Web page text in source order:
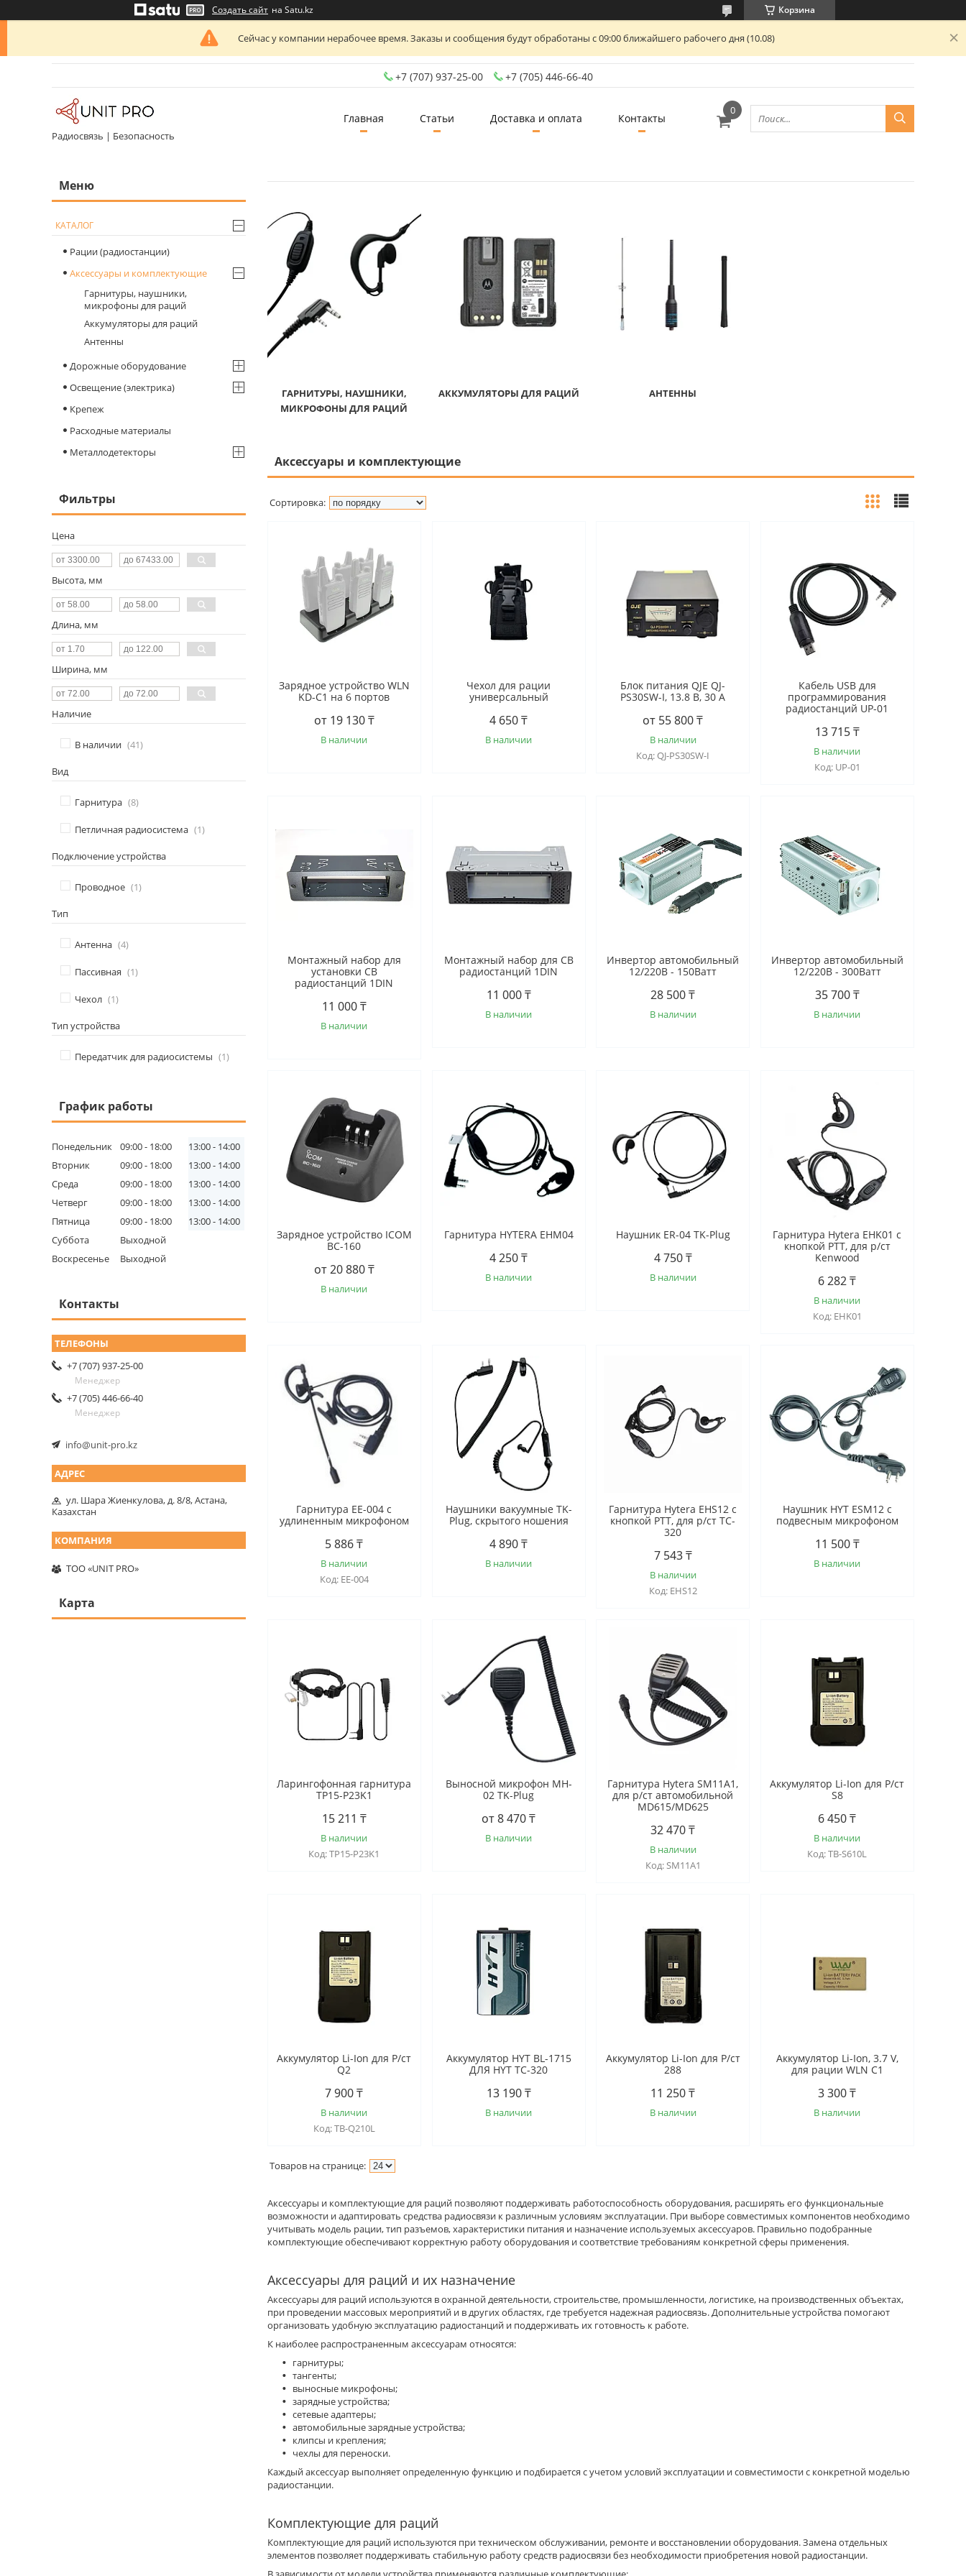
Создать сайт на Satu.kz Корзина
Сейчас у компании нерабочее время. Заказы и сообщения будут обработаны с 09:00 ближайшего рабочего дня (10.08)
+7 (707) 937-25-00 +7 (705) 446-66-40
Радиосвязь | Безопасность
Главная Статьи Доставка и оплата Контакты
ГАРНИТУРЫ, НАУШНИКИ,
МИКРОФОНЫ ДЛЯ РАЦИЙ
АККУМУЛЯТОРЫ ДЛЯ РАЦИЙ АНТЕННЫ
Аксессуары и комплектующие
Зарядное устройство WLN
KD-C1 на 6 портов
от 19 130 ₸
В наличии
Чехол для рации
универсальный
4 650 ₸
В наличии
Блок питания QJE QJ-
PS30SW-I, 13.8 В, 30 А
от 55 800 ₸
В наличии
QJ-PS30SW-I
Кабель USB для
программирования
радиостанций UP-01
13 715 ₸
В наличии
UP-01
Монтажный набор для
установки СВ
радиостанций 1DIN
11 000 ₸
В наличии
Монтажный набор для СВ
радиостанций 1DIN
11 000 ₸
В наличии
Инвертор автомобильный
12/220В - 150Ватт
28 500 ₸
В наличии
Инвертор автомобильный
12/220В - 300Ватт
35 700 ₸
В наличии
Зарядное устройство ICOM
BC-160
от 20 880 ₸
В наличии
Гарнитура HYTERA EHM04
4 250 ₸
В наличии
Наушник ER-04 TK-Plug
4 750 ₸
В наличии
Гарнитура Hytera EHK01 с
кнопкой РТТ, для р/ст
Kenwood
6 282 ₸
В наличии
EHK01
Гарнитура EE-004 с
удлиненным микрофоном
5 886 ₸
В наличии
EE-004
Наушники вакуумные TK-
Plug, скрытого ношения
4 890 ₸
В наличии
Гарнитура Hytera EHS12 с
кнопкой РТТ, для р/ст TC-
320
7 543 ₸
В наличии
EHS12
Наушник HYT ESM12 c
подвесным микрофоном
11 500 ₸
В наличии
Ларингофонная гарнитура
TP15-P23K1
15 211 ₸
В наличии
TP15-P23K1
Выносной микрофон MH-
02 TK-Plug
от 8 470 ₸
В наличии
Гарнитура Hytera SM11A1,
для р/ст автомобильной
MD615/MD625
32 470 ₸
В наличии
SM11A1
Аккумулятор Li-Ion для Р/ст
S8
6 450 ₸
В наличии
TB-S610L
Аккумулятор Li-Ion для Р/ст
Q2
7 900 ₸
В наличии
TB-Q210L
Аккумулятор HYT BL-1715
ДЛЯ HYT TC-320
13 190 ₸
В наличии
Аккумулятор Li-Ion для Р/ст
288
11 250 ₸
В наличии
Аккумулятор Li-Ion, 3.7 V,
для рации WLN С1
3 300 ₸
В наличии
Аксессуары и комплектующие для раций позволяют поддерживать работоспособность оборудования, расширять его функциональные
возможности и адаптировать средства радиосвязи к различным условиям эксплуатации. При выборе совместимых компонентов необходимо
учитывать модель рации, тип разъемов, характеристики питания и назначение используемых аксессуаров. Правильно подобранные
комплектующие обеспечивают корректную работу оборудования и соответствие требованиям конкретной сферы применения.
Аксессуары для раций и их назначение
Аксессуары для раций используются в охранной деятельности, строительстве, промышленности, логистике, на производственных объектах,
при проведении массовых мероприятий и в других областях, где требуется надежная радиосвязь. Дополнительные устройства помогают
организовать удобную эксплуатацию радиостанций и поддерживать их готовность к работе.
К наиболее распространенным аксессуарам относятся:
гарнитуры;
тангенты;
выносные микрофоны;
зарядные устройства;
сетевые адаптеры;
автомобильные зарядные устройства;
клипсы и крепления;
чехлы для переноски.
Каждый аксессуар выполняет определенную функцию и подбирается с учетом условий эксплуатации и совместимости с конкретной моделью
радиостанции.
Комплектующие для раций
Комплектующие для раций используются при техническом обслуживании, ремонте и восстановлении оборудования. Замена отдельных
элементов позволяет поддерживать стабильную работу средств радиосвязи без необходимости приобретения новой радиостанции.
КАТАЛОГ
Рации (радиостанции)
Аксессуары и комплектующие
Гарнитуры, наушники,
микрофоны для раций
Аккумуляторы для раций
Антенны
Дорожные оборудование
Освещение (электрика)
Крепеж
Расходные материалы
Металлодетекторы
Фильтры
Цена
Высота, мм
Длина, мм
Ширина, мм
Наличие
В наличии 41
Вид
Гарнитура 8
Петличная радиосистема 1
Подключение устройства
Проводное 1
Тип
Антенна 4
Пассивная 1
Чехол 1
Тип устройства
Передатчик для радиосистемы 1
График работы
Понедельник 09:00 18:00 13:00
14:00
Вторник
09:00 18:00 13:00
14:00
Среда
09:00 18:00 13:00
14:00
Четверг
09:00 18:00 13:00
14:00
Пятница
09:00 18:00 13:00
14:00
Суббота
Выходной
Воскресенье
Выходной
Контакты
+7 (707) 937-25-00
Менеджер
+7 (705) 446-66-40
Менеджер
info@unit-pro.kz
ул. Шара Жиенкулова, д. 8/8, Астана,
Казахстан
ТОО «UNIT PRO»
Карта